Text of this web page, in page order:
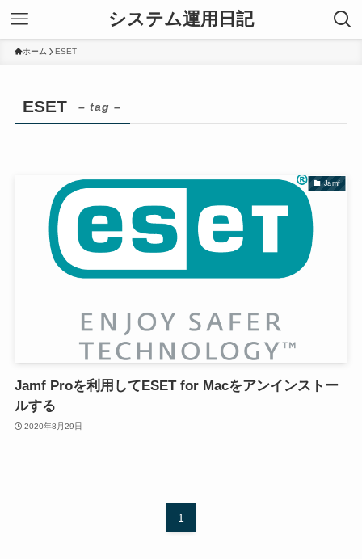
システム運用日記
ホーム ESET
ESET – tag –
Jamf
Jamf Proを利用してESET for Macをアンインストー
ルする
2020年8月29日
1